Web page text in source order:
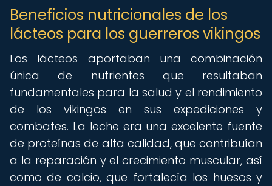
Beneficios nutricionales de los
lácteos para los guerreros vikingos
Los lácteos aportaban una combinación
única de nutrientes que resultaban
fundamentales para la salud y el rendimiento
de los vikingos en sus expediciones y
combates. La leche era una excelente fuente
de proteínas de alta calidad, que contribuían
a la reparación y el crecimiento muscular, así
como de calcio, que fortalecía los huesos y